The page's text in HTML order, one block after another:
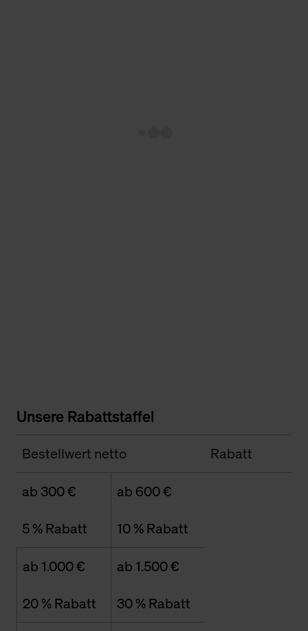
Unsere Rabattstaffel
Bestellwert netto Rabatt
ab 300 €
5 % Rabatt
ab 600 €
10 % Rabatt
ab 1.000 €
20 % Rabatt
ab 1.500 €
30 % Rabatt